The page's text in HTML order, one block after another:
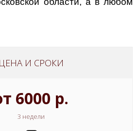
ЦЕНА И СРОКИ
6000 р.
3 недели